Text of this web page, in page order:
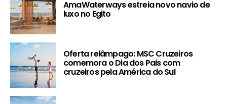
AmaWaterways estreia novo navio de
luxo no Egito
Oferta relâmpago: MSC Cruzeiros
comemora o Dia dos Pais com
cruzeiros pela América do Sul